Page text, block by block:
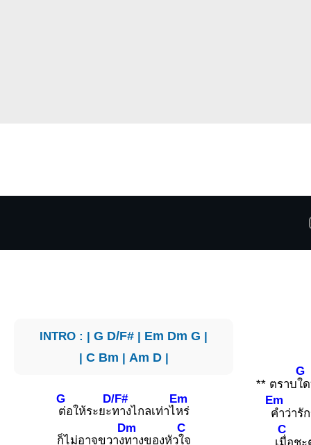
INTRO : |G D/F# | Em Dm G |
| C Bm | Am D|
G
ต่อให้ระยะ
D/F#
ทางไกลเท่าไ
Em
หร่
ก็ไม่อาจขวาง
Dm
ทางของหัว
C
ใจ
** ตราบ
G
ใ
Em
คำว่ารั
เ
C
มื่อชะ